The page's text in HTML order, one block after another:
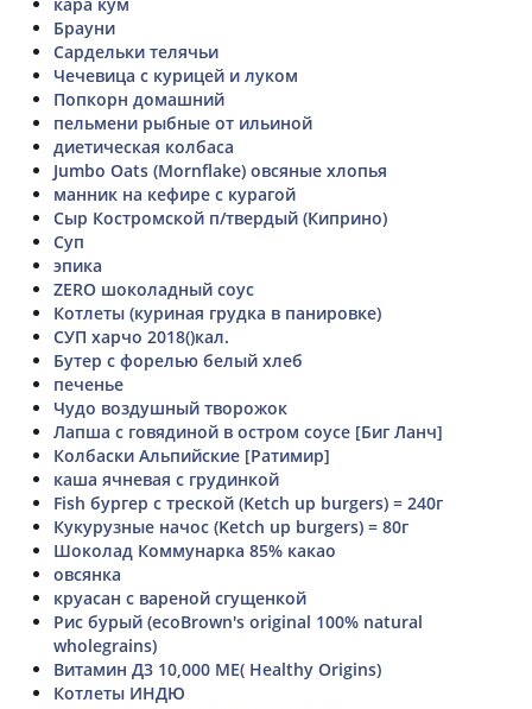
Брауни
Сардельки телячьи
Чечевица с курицей и луком
Попкорн домашний
пельмени рыбные от ильиной
диетическая колбаса
Jumbo Oats (Mornflake) овсяные хлопья
манник на кефире с курагой
Сыр Костромской п/твердый (Киприно)
Суп
эпика
ZERO шоколадный соус
Котлеты (куриная грудка в панировке)
СУП харчо 2018()кал.
Бутер с форелью белый хлеб
печенье
Чудо воздушный творожок
Лапша с говядиной в остром соусе [Биг Ланч]
Колбаски Альпийские [Ратимир]
каша ячневая с грудинкой
Fish бургер с треской (Ketch up burgers) = 240г
Кукурузные начос (Ketch up burgers) = 80г
Шоколад Коммунарка 85% какао
овсянка
круасан с вареной сгущенкой
Рис бурый (ecoBrown's original 100% natural
wholegrains)
Витамин Д3 10,000 МЕ( Healthy Origins)
Котлеты ИНДЮ